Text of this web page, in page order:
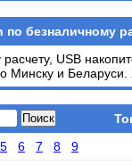
по безналичному
USB
Минску и
5 6 7 8 9